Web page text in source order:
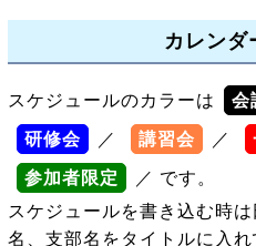
カレンダ
スケジュールのカラーは 会
研修会 ／ 講習会 ／
参加者限定
／ です。
スケジュールを書き込む時
名、支部名をタイトルに入れ